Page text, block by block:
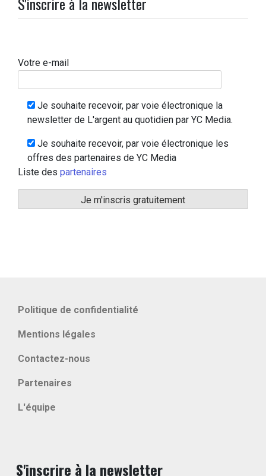
Votre e-mail
Je souhaite recevoir, par voie électronique la
newsletter de L'argent au quotidien par YC Media.
Je souhaite recevoir, par voie électronique les
offres des partenaires de YC Media
Liste des partenaires
Politique de confidentialité
Mentions légales
Contactez-nous
Partenaires
L'équipe
S'inscrire à la newsletter